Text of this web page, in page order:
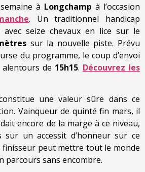
à Longchamp à l’occasion
. Un traditionnel handicap
seize chevaux en lice sur le
sur la nouvelle piste. Prévu
du programme, le coup d’envoi
de 15h15. Découvrez les
une valeur sûre dans ce
Vainqueur de quinté fin mars, il
encore de la marge à ce niveau,
sur un accessit d’honneur sur ce
finisseur peut mettre tout le monde
parcours sans encombre.